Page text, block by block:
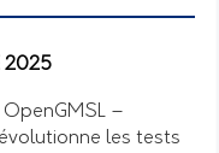
2025
–
les tests